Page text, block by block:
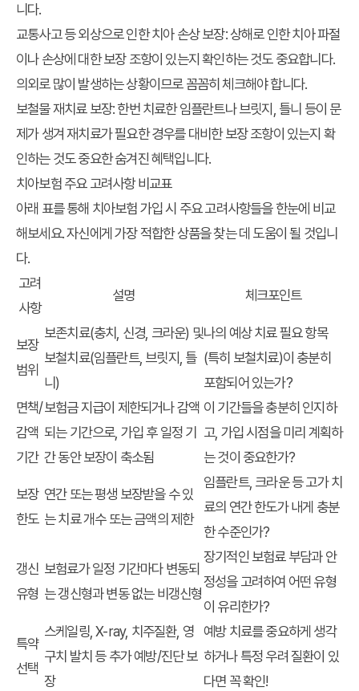
니다.
교통사고 등 외상으로 인한 치아 손상 보장: 상해로 인한 치아 파절
이나 손상에 대한 보장 조항이 있는지 확인하는 것도 중요합니다.
의외로 많이 발생하는 상황이므로 꼼꼼히 체크해야 합니다.
보철물 재치료 보장: 한번 치료한 임플란트나 브릿지, 틀니 등이 문
제가 생겨 재치료가 필요한 경우를 대비한 보장 조항이 있는지 확
인하는 것도 중요한숨겨진 혜택입니다.
치아보험 주요 고려사항 비교표
아래 표를 통해 치아보험 가입 시 주요 고려사항들을 한눈에 비교
해보세요. 자신에게 가장 적합한 상품을 찾는 데 도움이 될 것입니
다.
고려
사항
설명 체크포인트
보장
범위
보존치료(충치, 신경, 크라운) 및
보철치료(임플란트, 브릿지, 틀
니)
나의 예상 치료 필요 항목
(특히 보철치료)이 충분히
포함되어 있는가?
면책/
감액
기간
보험금 지급이 제한되거나 감액
되는 기간으로, 가입 후 일정 기
간 동안 보장이 축소됨
이 기간들을 충분히 인지하
고, 가입 시점을 미리 계획하
는 것이 중요한가?
보장
한도
연간 또는 평생 보장받을 수 있
는 치료 개수 또는 금액의 제한
임플란트, 크라운 등 고가 치
료의 연간 한도가 내게 충분
한 수준인가?
갱신
유형
보험료가 일정 기간마다 변동되
는 갱신형과 변동 없는 비갱신형
장기적인 보험료 부담과 안
정성을 고려하여 어떤 유형
이 유리한가?
특약
선택
스케일링, X-ray, 치주질환, 영
구치 발치 등 추가 예방/진단 보
장
예방 치료를 중요하게 생각
하거나 특정 우려 질환이 있
다면 꼭 확인!